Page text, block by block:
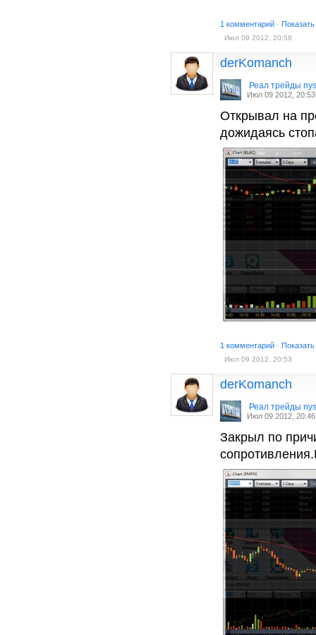
1 комментарий ·
Июл 09 2012, 20:58
derKomanch
Реал трейды
Июл 09 2012, 20:53
Открывал на
дожидаясь
1 комментарий ·
Июл 09 2012, 20:53
derKomanch
Реал трейды
Июл 09 2012, 20:46
Закрыл по